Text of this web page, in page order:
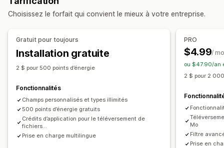
Fichiers Images
Choisissez le forfait qui convient le mieux à votre entreprise.
Gratuit pour toujours
Installation gratuite
2 $ pour 500 points d’énergie
Fonctionnalités
Champs personnalisés et types illimités
500 points d’énergie gratuits
Crédits d’application pour le téléversement de
fichiers...
Prise en charge multilingue
PRO
$4.99/
ou $47.90/an
2 $ pour 2
Mo
Filtre
Prise en